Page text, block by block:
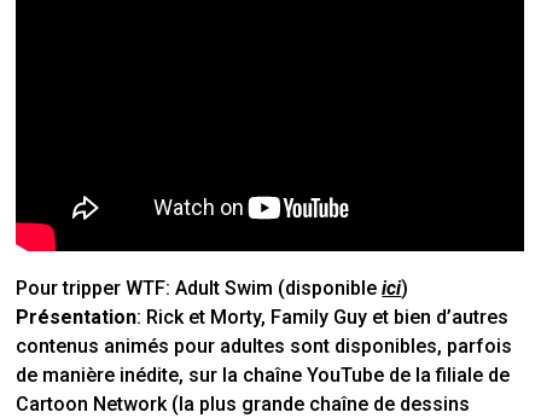
Pour tripper WTF:Adult Swim (disponibleici)
Présentation: Rick et Morty, Family Guy et bien d’autres
contenus animés pour adultes sont disponibles, parfois
de manière inédite, sur la chaîne YouTube de la filiale de
Cartoon Network (la plus grande chaîne de dessins